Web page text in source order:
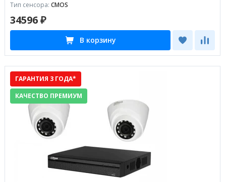
Тип сенсора: CMOS
34596 ₽
В корзину
ГАРАНТИЯ 3 ГОДА*
КАЧЕСТВО ПРЕМИУМ